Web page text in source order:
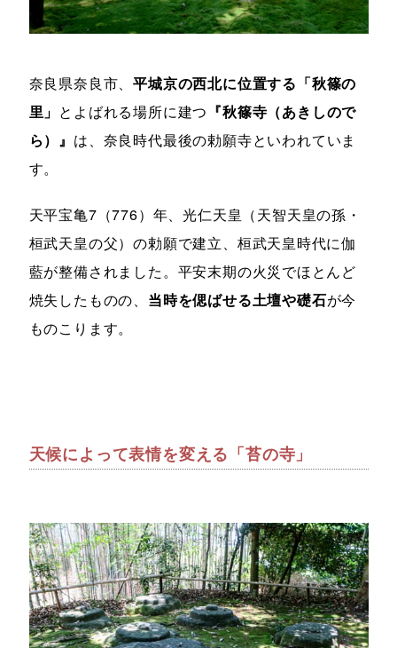
奈良県奈良市、平城京の西北に位置する「秋篠の
里」 とよばれる場所に建つ 『秋篠寺（あきしので
ら）』 は、奈良時代最後の勅願寺といわれていま
す。
天平宝亀7（776）年、光仁天皇（天智天皇の孫・
桓武天皇の父）の勅願で建立、桓武天皇時代に伽
藍が整備されました。平安末期の火災でほとんど
焼失したものの、 当時を偲ばせる土壇や礎石が今
ものこります。
天候によって表情を変える「苔の寺」